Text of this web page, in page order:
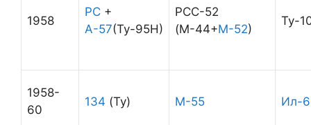
1958
РС +
А-57(Ту-95Н)
РСС-52
(М-44+М-52)
Ту-
1958-
60
134 (Ту) М-55 Ил-